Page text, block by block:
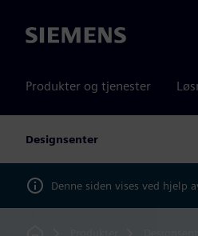
Siemens
Produkter og tjenester
Designsenter
Denne siden vises ved hjelp